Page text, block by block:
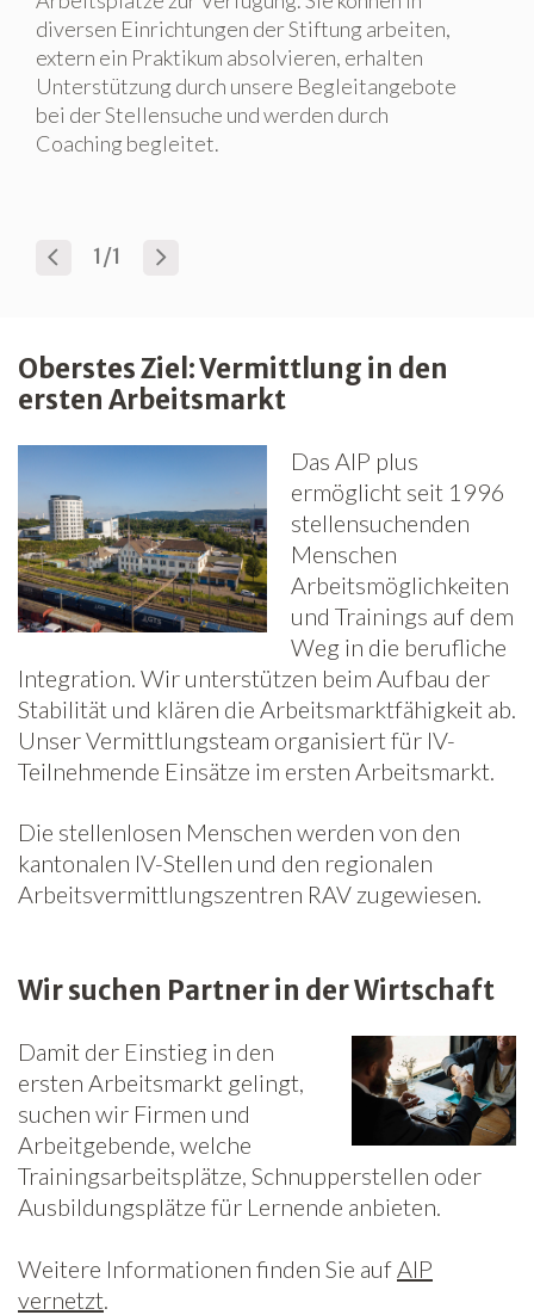
1/1
diversen Einrichtungen der Stiftung arbeiten,
extern ein Praktikum absolvieren, erhalten
Unterstützung durch unsere Begleitangebote
bei der Stellensuche und werden durch
Coaching begleitet.
Oberstes Ziel: Vermittlung in den
ersten Arbeitsmarkt
Das AIP plus
ermöglicht seit 1996
stellensuchenden
Menschen
Arbeitsmöglichkeiten
und Trainings auf dem
Weg in die berufliche
Integration. Wir unterstützen beim Aufbau der
Stabilität und klären die Arbeitsmarktfähigkeit ab.
Unser Vermittlungsteam organisiert für IV-
Teilnehmende Einsätze im ersten Arbeitsmarkt.
Die stellenlosen Menschen werden von den
kantonalen IV-Stellen und den regionalen
Arbeitsvermittlungszentren RAV zugewiesen.
Wir suchen Partner in der Wirtschaft
Damit der Einstieg in den
ersten Arbeitsmarkt gelingt,
suchen wir Firmen und
Arbeitgebende, welche
Trainingsarbeitsplätze, Schnupperstellen oder
Ausbildungsplätze für Lernende anbieten.
Weitere Informationen finden Sie aufAIP
vernetzt.